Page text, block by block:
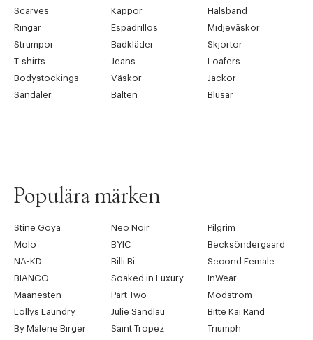
Scarves
Kappor
Halsband
Ringar
Espadrillos
Midjeväskor
Strumpor
Badkläder
Skjortor
T-shirts
Jeans
Loafers
Bodystockings
Väskor
Jackor
Sandaler
Bälten Blusar
Populära märken
Stine Goya Neo Noir
Pilgrim
Molo
BYIC
Becksöndergaard
NA-KD
Billi Bi
Second Female
BIANCO
Soaked in Luxury
InWear
Maanesten
Part Two
Modström
Lollys Laundry
Julie Sandlau
Bitte Kai Rand
By Malene Birger
Saint Tropez
Triumph